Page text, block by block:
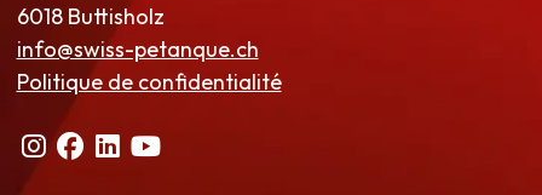
6018 Buttisholz
info@swiss-petanque.ch
Politique de confidentialité